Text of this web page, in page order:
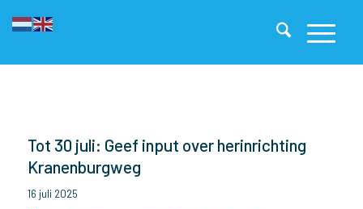
Tot 30 juli: Geef input over herinrichting
Kranenburgweg
16 juli 2025